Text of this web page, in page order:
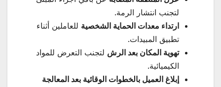
لتجنب انتشار الرمة.
ارتداء معدات الحماية الشخصية للعاملين أثناء
تطبيق المبيدات.
تهوية المكان بعد الرش لتجنب التعرض للمواد
الكيميائية.
إبلاغ العميل بالخطوات الوقائية بعد المعالجة